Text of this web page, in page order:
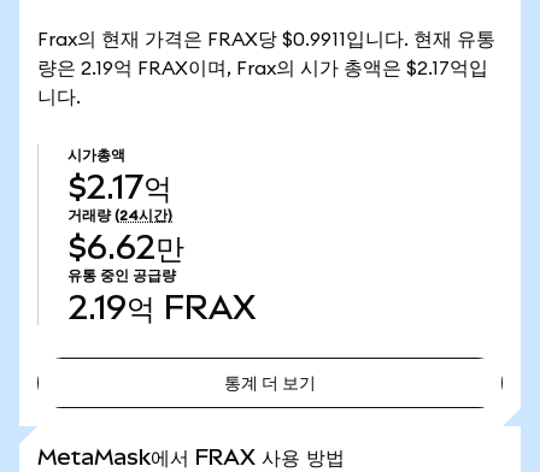
Frax의 현재 가격은 FRAX당 $0.9911입니다. 현재 유통
량은 2.19억 FRAX이며, Frax의 시가 총액은 $2.17억입
니다.
시가총액
$2.17억
거래량 (24시간)
$6.62만
유통 중인 공급량
2.19억 FRAX
통계 더 보기
MetaMask에서 FRAX 사용 방법